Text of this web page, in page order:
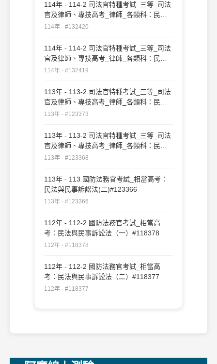
114年 - 114-2 司法官特種考試_三等_司法
官及律師、專技高考_律師_各類科：民法
與民事訴訟法(二)#132420
114年 · #132420
114年 - 114-2 司法官特種考試_三等_司法
官及律師、專技高考_律師_各類科：民法
與民事訴訟法(ㄧ)#132419
114年 · #132419
113年 - 113-2 司法官特種考試_三等_司法
官及律師、專技高考_律師_各類科：民法
與民事訴訟法(ㄧ)#123373
113年 · #123373
113年 - 113-2 司法官特種考試_三等_司法
官及律師、專技高考_律師_各類科：民法
與民事訴訟法(二)#123368
113年 · #123368
113年 - 113 國防法務官考試_相當高考：
民法與民事訴訟法(二)#123366
113年 · #123366
112年 - 112-2 國防法務官考試_相當高
考：民法與民事訴訟法（一）#118378
112年 · #118378
112年 - 112-2 國防法務官考試_相當高
考：民法與民事訴訟法（二）#118377
112年 · #118377